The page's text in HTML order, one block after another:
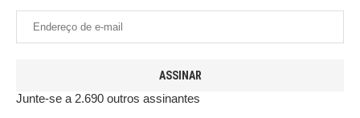
ASSINAR
Junte-se a 2.690 outros assinantes